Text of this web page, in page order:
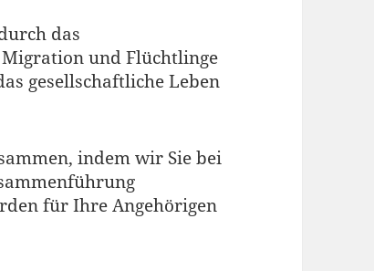
das
und Flüchtlinge
gesellschaftliche Leben
indem wir Sie bei
für Ihre Angehörigen